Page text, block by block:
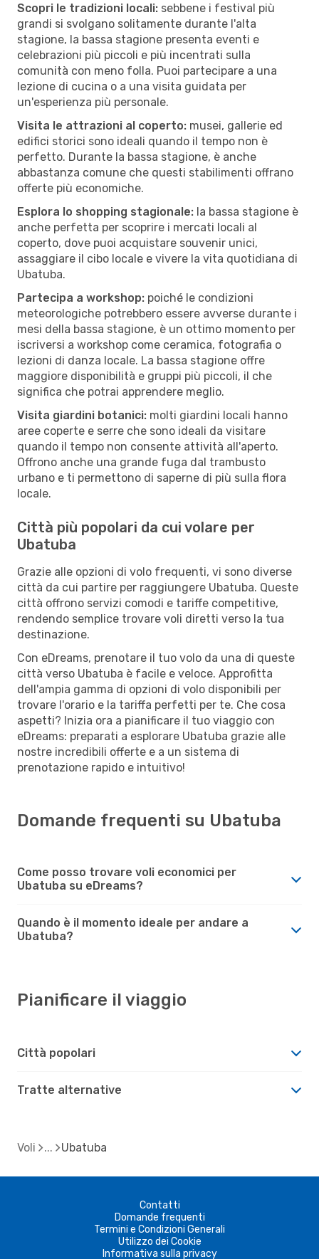
Scopri le tradizioni locali: sebbene i festival più
grandi si svolgano solitamente durante l'alta
stagione, la bassa stagione presenta eventi e
celebrazioni più piccoli e più incentrati sulla
comunità con meno folla. Puoi partecipare a una
lezione di cucina o a una visita guidata per
un'esperienza più personale.
Visita le attrazioni al coperto: musei, gallerie ed
edifici storici sono ideali quando il tempo non è
perfetto. Durante la bassa stagione, è anche
abbastanza comune che questi stabilimenti offrano
offerte più economiche.
Esplora lo shopping stagionale: la bassa stagione è
anche perfetta per scoprire i mercati locali al
coperto, dove puoi acquistare souvenir unici,
assaggiare il cibo locale e vivere la vita quotidiana di
Ubatuba.
Partecipa a workshop: poiché le condizioni
meteorologiche potrebbero essere avverse durante i
mesi della bassa stagione, è un ottimo momento per
iscriversi a workshop come ceramica, fotografia o
lezioni di danza locale. La bassa stagione offre
maggiore disponibilità e gruppi più piccoli, il che
significa che potrai apprendere meglio.
Visita giardini botanici: molti giardini locali hanno
aree coperte e serre che sono ideali da visitare
quando il tempo non consente attività all'aperto.
Offrono anche una grande fuga dal trambusto
urbano e ti permettono di saperne di più sulla flora
locale.
Città più popolari da cui volare per
Ubatuba
Grazie alle opzioni di volo frequenti, vi sono diverse
città da cui partire per raggiungere Ubatuba. Queste
città offrono servizi comodi e tariffe competitive,
rendendo semplice trovare voli diretti verso la tua
destinazione.
Con eDreams, prenotare il tuo volo da una di queste
città verso Ubatuba è facile e veloce. Approfitta
dell'ampia gamma di opzioni di volo disponibili per
trovare l'orario e la tariffa perfetti per te. Che cosa
aspetti? Inizia ora a pianificare il tuo viaggio con
eDreams: preparati a esplorare Ubatuba grazie alle
nostre incredibili offerte e a un sistema di
prenotazione rapido e intuitivo!
Domande frequenti su Ubatuba
Come posso trovare voli economici per
Ubatuba su eDreams?
Quando è il momento ideale per andare a
Ubatuba?
Pianificare il viaggio
Città popolari
Tratte alternative
Voli Ubatuba
Contatti
Domande frequenti
Termini e Condizioni Generali
Utilizzo dei Cookie
Informativa sulla privacy